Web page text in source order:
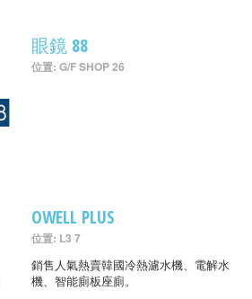
眼鏡 88
位置: G/F SHOP 26
OWELL PLUS
位置: L3 7
銷售人氣熱賣韓國冷熱濾水機、電解水
機、智能廁板座廁。